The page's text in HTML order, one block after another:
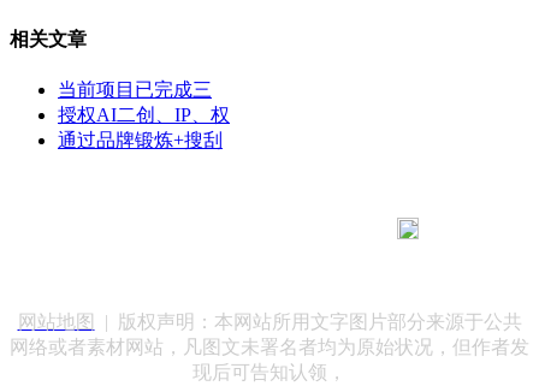
相关文章
当前项目已完成三
授权AI二创、IP、权
通过品牌锻炼+搜刮
网站地图
| 版权声明：本网站所用文字图片部分来源于公共
网络或者素材网站，凡图文未署名者均为原始状况，但作者发
现后可告知认领，